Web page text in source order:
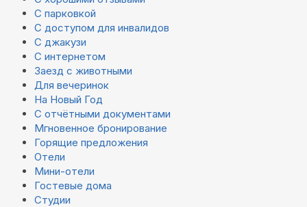
С парковкой
С доступом для инвалидов
С джакузи
С интернетом
Заезд с животными
Для вечеринок
На Новый Год
С отчётными документами
Мгновенное бронирование
Горящие предложения
Отели
Мини-отели
Гостевые дома
Студии